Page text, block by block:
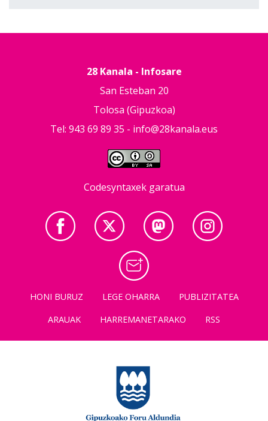
28 Kanala - Infosare
San Esteban 20
Tolosa (Gipuzkoa)
Tel: 943 69 89 35 - info@28kanala.eus
Codesyntaxek garatua
HONI BURUZ LEGE OHARRA
PUBLIZITATEA
ARAUAK
HARREMANETARAKO RSS